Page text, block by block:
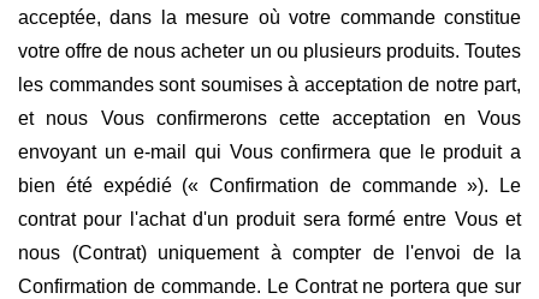
acceptée, dans la mesure où votre commande constitue
votre offre de nous acheter un ou plusieurs produits. Toutes
les commandes sont soumises à acceptation de notre part,
et nous Vous confirmerons cette acceptation en Vous
envoyant un e-mail qui Vous confirmera que le produit a
bien été expédié (« Confirmation de commande »). Le
contrat pour l'achat d'un produit sera formé entre Vous et
nous (Contrat) uniquement à compter de l'envoi de la
Confirmation de commande. Le Contrat ne portera que sur